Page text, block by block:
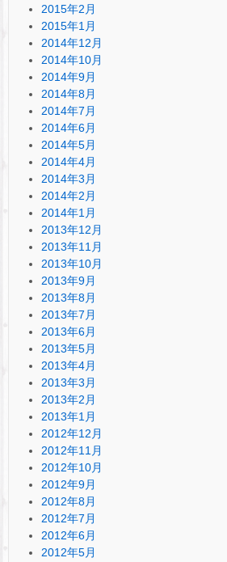
2015年2月
2015年1月
2014年12月
2014年10月
2014年9月
2014年8月
2014年7月
2014年6月
2014年5月
2014年4月
2014年3月
2014年2月
2014年1月
2013年12月
2013年11月
2013年10月
2013年9月
2013年8月
2013年7月
2013年6月
2013年5月
2013年4月
2013年3月
2013年2月
2013年1月
2012年12月
2012年11月
2012年10月
2012年9月
2012年8月
2012年7月
2012年6月
2012年5月